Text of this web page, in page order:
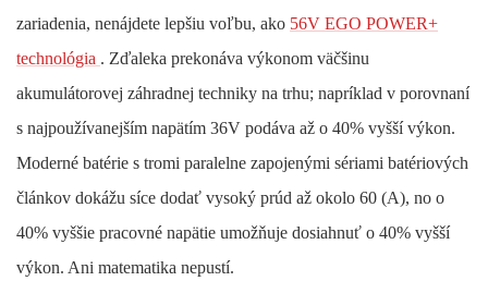
zariadenia, nenájdete lepšiu voľbu, ako 56V EGO POWER+
technológia . Zďaleka prekonáva výkonom väčšinu
akumulátorovej záhradnej techniky na trhu; napríklad v porovnaní
s najpoužívanejším napätím 36V podáva až o 40% vyšší výkon.
Moderné batérie s tromi paralelne zapojenými sériami batériových
článkov dokážu síce dodať vysoký prúd až okolo 60 (A), no o
40% vyššie pracovné napätie umožňuje dosiahnuť o 40% vyšší
výkon. Ani matematika nepustí.